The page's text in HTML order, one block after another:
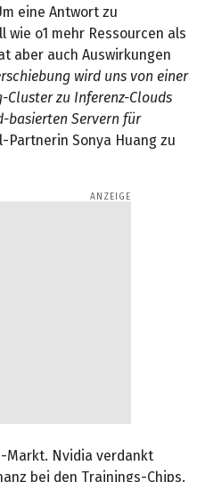
eine Antwort zu
o1 mehr Ressourcen als
aber auch Auswirkungen
wird uns von einer
zu Inferenz-Clouds
basierten Servern für
Partnerin Sonya Huang zu
Markt. Nvidia verdankt
bei den Trainings-Chips.